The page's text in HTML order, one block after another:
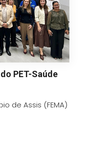
PET-Saúde
de Assis (FEMA)